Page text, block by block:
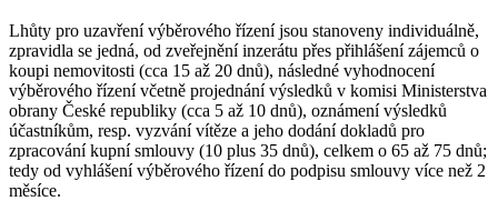
Lhůty pro uzavření výběrového řízení jsou stanoveny individuálně,
zpravidla se jedná, od zveřejnění inzerátu přes přihlášení zájemců o
koupi nemovitosti (cca 15 až 20 dnů), následné vyhodnocení
výběrového řízení včetně projednání výsledků v komisi Ministerstva
obrany České republiky (cca 5 až 10 dnů), oznámení výsledků
účastníkům, resp. vyzvání vítěze a jeho dodání dokladů pro
zpracování kupní smlouvy (10 plus 35 dnů), celkem o 65 až 75 dnů;
tedy od vyhlášení výběrového řízení do podpisu smlouvy více než 2
měsíce.